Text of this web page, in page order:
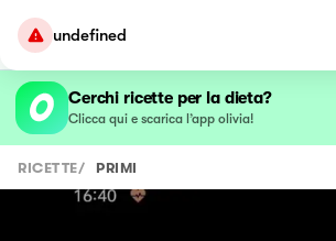
undefined
Cerchi ricette per la dieta?
Clicca qui e scarica l’app olivia!
RICETTE/ PRIMI